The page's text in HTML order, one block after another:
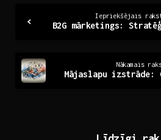
Reading
Iepriekšējais
Nākamais